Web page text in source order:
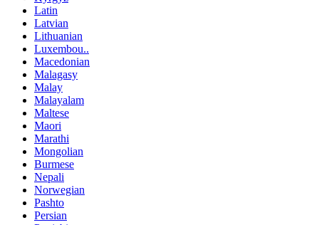
Latin
Latvian
Lithuanian
Luxembou..
Macedonian
Malagasy
Malay
Malayalam
Maltese
Maori
Marathi
Mongolian
Burmese
Nepali
Norwegian
Pashto
Persian